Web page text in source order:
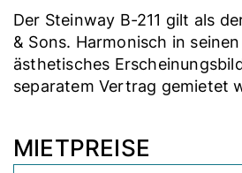
Der Steinway B-211 gilt als
& Sons. Harmonisch in
ästhetisches
separatem Vertrag gemietet
MIETPREISE